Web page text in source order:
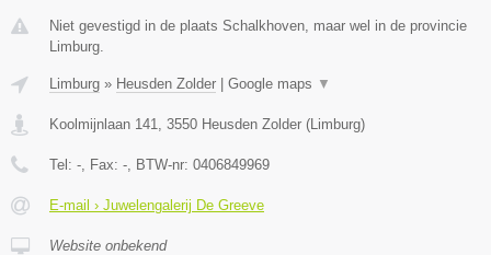
Niet gevestigd in de plaats Schalkhoven, maar wel in de provincie
Limburg.
Limburg » Heusden Zolder Google maps ▼
Koolmijnlaan 141 3550 Heusden Zolder ( Limburg)
Tel: - , Fax: - , BTW-nr: 0406849969
E-mail › Juwelengalerij De Greeve
Website onbekend